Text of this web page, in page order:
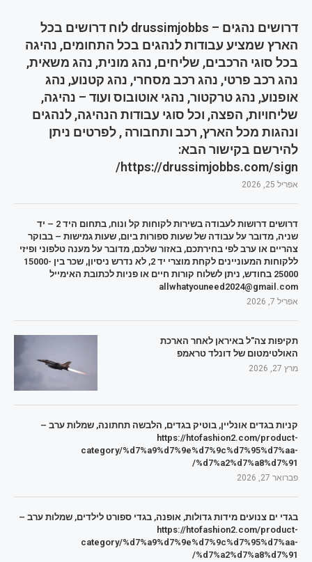
דרושים נהגים – drussimjobbs לוח דרושים בכל
הארץ שמציע עבודות לנהגים בכל התחומים, נהיגה
בכל סוגי הרכבים, שליחים, נהג מונית, נהג משאית,
נהג רכב פרטי, נהג רכב מסחרי, נהג קטנוע, נהג
אופנוע, נהג טרקטור, נהגי אוטובוס ועוד – נהיגה,
שליחויות, הפצה, וכל סוגי עבודות הנהיגה, לנהגים
ונהגות מכל הארץ, רכב ותחבורה , לפרטים ניתן
להירשם בקישור הבא:
https://drussimjobbs.com/sign/
אפריל 25, 2026
דרושים דרושות לעבודה בשירות לקוחות קל ונוח, בתחום היד 2 – יד
שניה, מדובר על עבודה של שעות ספורות ביום, שעות גמישות – בבוקר
צהריים או ערב לפי בחירתכם, באזור שלכם, מדובר על מענה טלפוני ופיזי
ללקוחות המעוניינים לקחת מוצרי יד 2, לא נדרש ניסיון, שכר בין 15000-
25000 בחודש, ניתן לשלוח קורות חיים או פניות לכתובת האימייל
allwhatyouneed2024@gmail.com
אפריל 7, 2026
תקיפות צה"ל באיראן לאחר הארכת
האולטימטום של דונלד טראמפ
מרץ 27, 2026
קניות בגדים אונליין, בוטיק בגדים, הלבשה תחתונה, שמלות ערב –
https://htofashion2.com/product-
category/%d7%a9%d7%9e%d7%9c%d7%95%d7%aa-
%d7%a2%d7%a8%d7%91/
פברואר 27, 2026
בגדי ים צנועים מידות גדולות, אופנה, בגדי ספורט לילדים, שמלות ערב –
https://htofashion2.com/product-
category/%d7%a9%d7%9e%d7%9c%d7%95%d7%aa-
%d7%a2%d7%a8%d7%91/